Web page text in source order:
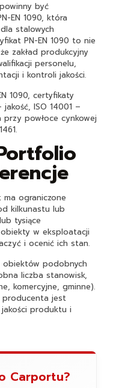
być
EN 1090, która
stalowych
PN-EN 1090 to nie
zakład produkcyjny
personelu,
i kontroli jakości.
1090, certyfikaty
ISO 14001 –
przy powłoce cynkowej
ograniczone
kilkunastu lub
tysiące
w eksploatacji
i ocenić ich stan.
podobnych
liczba stanowisk,
komercyjne, gminne).
producenta jest
produktu i
Carportu?